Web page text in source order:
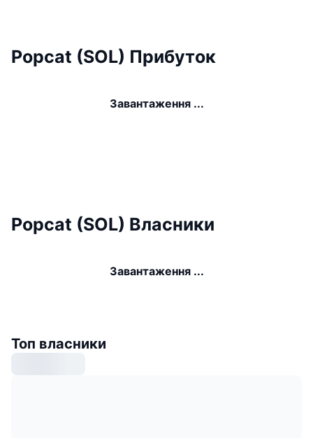
Popcat (SOL) Прибуток
Завантаження ...
Popcat (SOL) Власники
Завантаження ...
Топ власники